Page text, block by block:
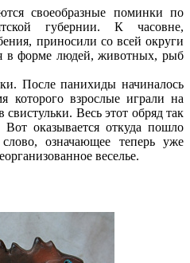
своеобразные поминки по
губернии. К часовне,
приносили со всей округи
в форме людей, животных, рыб
После панихиды начиналось
которого взрослые играли на
свистульки. Весь этот обряд так
Вот оказывается откуда пошло
означающее теперь уже
веселье.